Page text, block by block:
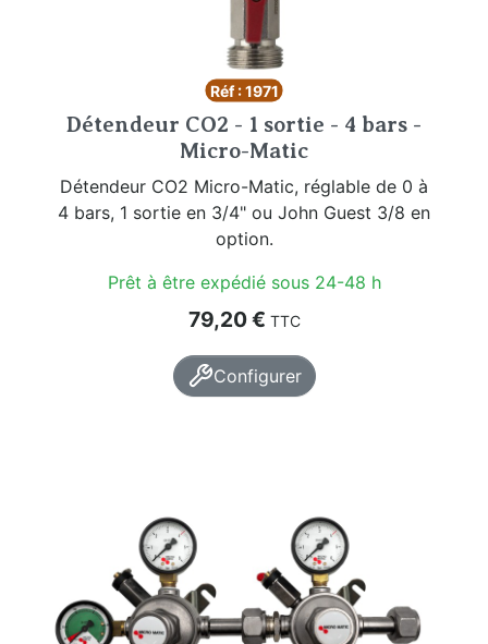
Réf : 1971
Détendeur CO2 - 1 sortie - 4 bars -
Micro-Matic
Détendeur CO2 Micro-Matic, réglable de 0 à
4 bars, 1 sortie en 3/4" ou John Guest 3/8 en
option.
Prêt à être expédié sous 24-48 h
Prix
79,20 € TTC
Configurer